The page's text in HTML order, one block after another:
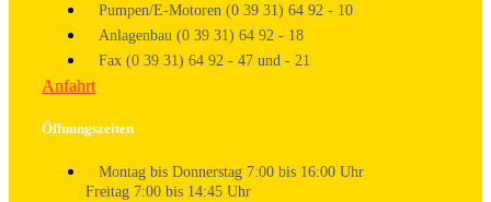
Pumpen/E-Motoren (0 39 31) 64 92 - 10
Anlagenbau (0 39 31) 64 92 - 18
Fax (0 39 31) 64 92 - 47 und - 21
Anfahrt
Öffnungszeiten
Montag bis Donnerstag 7:00 bis 16:00 Uhr
Freitag 7:00 bis 14:45 Uhr